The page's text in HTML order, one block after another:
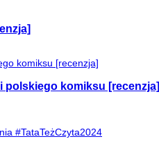
polskiego komiksu [recenzja]